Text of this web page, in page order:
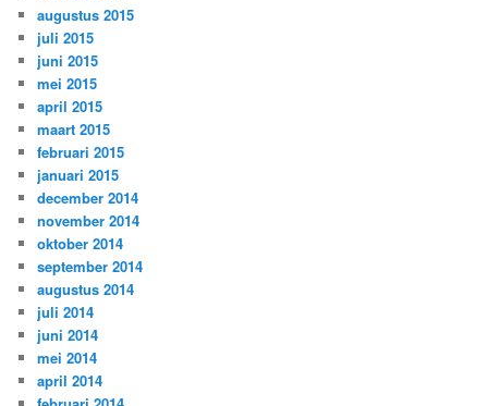
augustus 2015
juli 2015
juni 2015
mei 2015
april 2015
maart 2015
februari 2015
januari 2015
december 2014
november 2014
oktober 2014
september 2014
augustus 2014
juli 2014
juni 2014
mei 2014
april 2014